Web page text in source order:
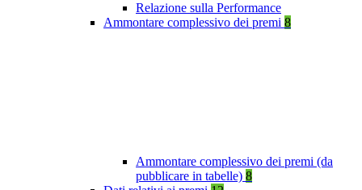
Relazione sulla Performance
Ammontare complessivo dei premi 8
Ammontare complessivo dei premi (da
pubblicare in tabelle) 8